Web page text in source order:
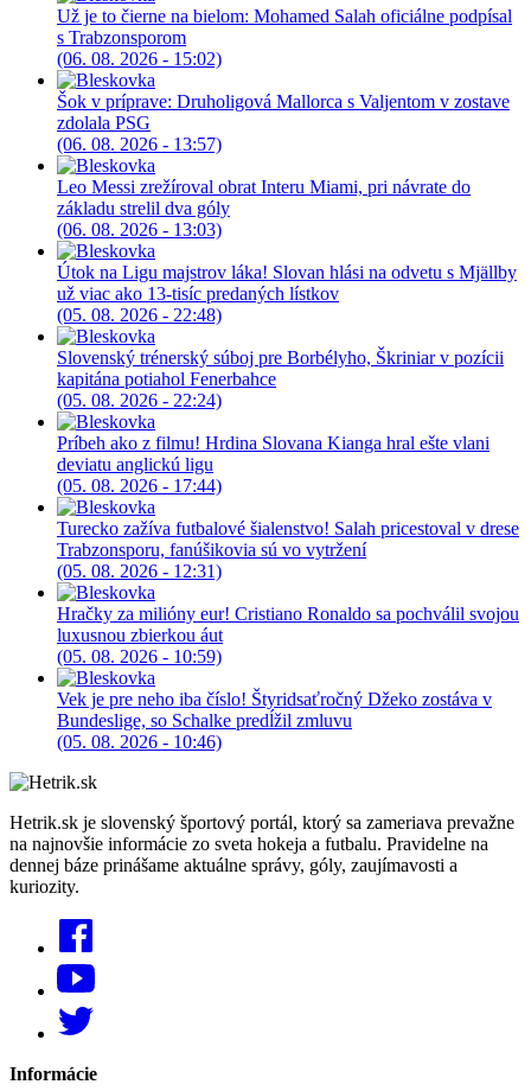
Už je to čierne na bielom: Mohamed Salah oficiálne podpísal
s Trabzonsporom
(06. 08. 2026 - 15:02)
Šok v príprave: Druholigová Mallorca s Valjentom v zostave
zdolala PSG
(06. 08. 2026 - 13:57)
Leo Messi zrežíroval obrat Interu Miami, pri návrate do
základu strelil dva góly
(06. 08. 2026 - 13:03)
Útok na Ligu majstrov láka! Slovan hlási na odvetu s Mjällby
už viac ako 13-tisíc predaných lístkov
(05. 08. 2026 - 22:48)
Slovenský trénerský súboj pre Borbélyho, Škriniar v pozícii
kapitána potiahol Fenerbahce
(05. 08. 2026 - 22:24)
Príbeh ako z filmu! Hrdina Slovana Kianga hral ešte vlani
deviatu anglickú ligu
(05. 08. 2026 - 17:44)
Turecko zažíva futbalové šialenstvo! Salah pricestoval v drese
Trabzonsporu, fanúšikovia sú vo vytržení
(05. 08. 2026 - 12:31)
Hračky za milióny eur! Cristiano Ronaldo sa pochválil svojou
luxusnou zbierkou áut
(05. 08. 2026 - 10:59)
Vek je pre neho iba číslo! Štyridsaťročný Džeko zostáva v
Bundeslige, so Schalke predĺžil zmluvu
(05. 08. 2026 - 10:46)
Hetrik.sk je slovenský športový portál, ktorý sa zameriava prevažne
na najnovšie informácie zo sveta hokeja a futbalu. Pravidelne na
dennej báze prinášame aktuálne správy, góly, zaujímavosti a
kuriozity.
Informácie